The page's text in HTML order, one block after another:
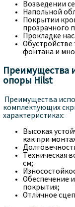
Возведении
Напольной
Покрытии
прозрачного
Прокладке
Обустройстве
фонтана и
Преимущества
опоры Hilst
Преимущества
комплектующих
характеристиках:
Высокая
как при
Техническая
см;
Обеспечение
покрытия;
Отличное